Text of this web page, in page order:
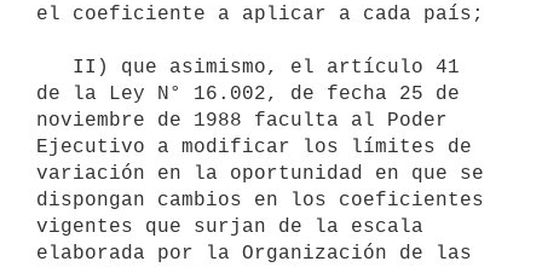
el coeficiente a aplicar a cada país;
de la Ley N° 16.002, de fecha 25 de
noviembre de 1988 faculta al Poder
Ejecutivo a modificar los límites de
variación en la oportunidad en que se
dispongan cambios en los coeficientes
vigentes que surjan de la escala
elaborada por la Organización de las